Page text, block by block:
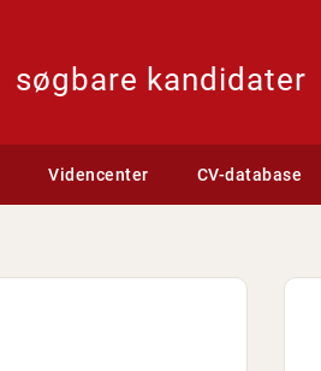
søgbare kandidater
Videncenter CV-database